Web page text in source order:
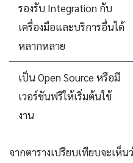
รองรับ Integration กับ
เครื่องมือและบริการอื่นได้
หลากหลาย
เป็น Open Source หรือมี
เวอร์ชันฟรีให้เริ่มต้นใช้
งาน
จากตารางเปรียบเทียบจะเห็